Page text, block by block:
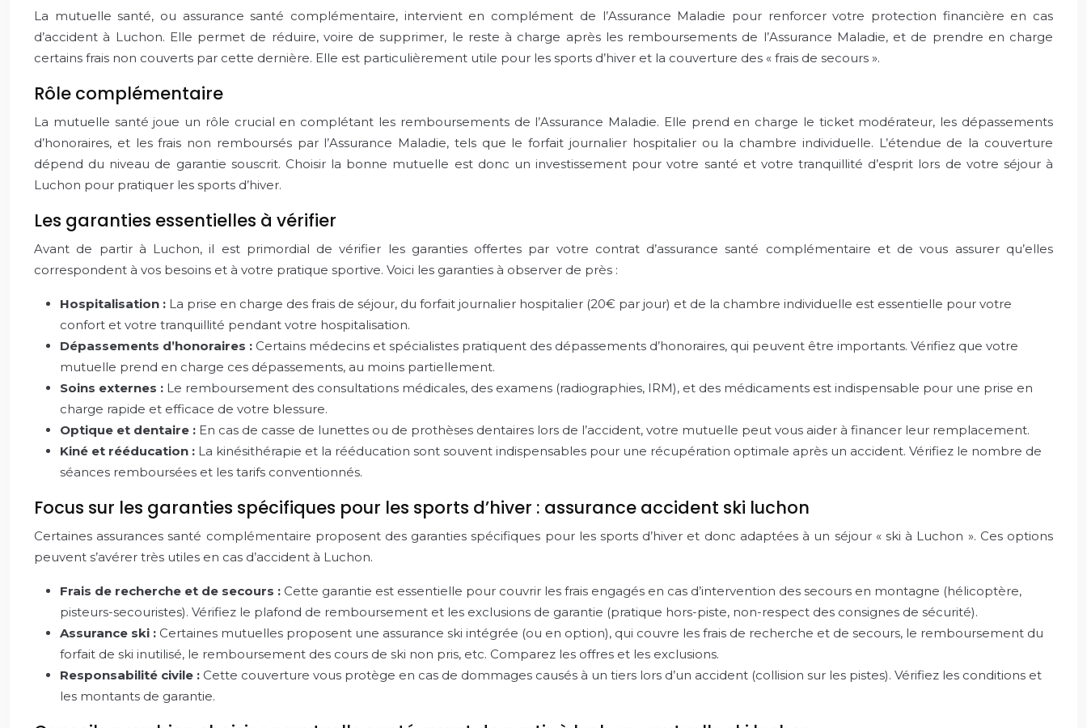
La mutuelle santé, ou assurance santé complémentaire, intervient en complément de l’Assurance Maladie pour renforcer votre protection financière en cas
d’accident à Luchon. Elle permet de réduire, voire de supprimer, le reste à charge après les remboursements de l’Assurance Maladie, et de prendre en charge
certains frais non couverts par cette dernière. Elle est particulièrement utile pour les sports d’hiver et la couverture des « frais de secours ».
Rôle complémentaire
La mutuelle santé joue un rôle crucial en complétant les remboursements de l’Assurance Maladie. Elle prend en charge le ticket modérateur, les dépassements
d’honoraires, et les frais non remboursés par l’Assurance Maladie, tels que le forfait journalier hospitalier ou la chambre individuelle. L’étendue de la couverture
dépend du niveau de garantie souscrit. Choisir la bonne mutuelle est donc un investissement pour votre santé et votre tranquillité d’esprit lors de votre séjour à
Luchon pour pratiquer les sports d’hiver.
Les garanties essentielles à vérifier
Avant de partir à Luchon, il est primordial de vérifier les garanties offertes par votre contrat d’assurance santé complémentaire et de vous assurer qu’elles
correspondent à vos besoins et à votre pratique sportive. Voici les garanties à observer de près :
Hospitalisation : La prise en charge des frais de séjour, du forfait journalier hospitalier (20€ par jour) et de la chambre individuelle est essentielle pour votre
confort et votre tranquillité pendant votre hospitalisation.
Dépassements d’honoraires : Certains médecins et spécialistes pratiquent des dépassements d’honoraires, qui peuvent être importants. Vérifiez que votre
mutuelle prend en charge ces dépassements, au moins partiellement.
Soins externes : Le remboursement des consultations médicales, des examens (radiographies, IRM), et des médicaments est indispensable pour une prise en
charge rapide et efficace de votre blessure.
Optique et dentaire : En cas de casse de lunettes ou de prothèses dentaires lors de l’accident, votre mutuelle peut vous aider à financer leur remplacement.
Kiné et rééducation : La kinésithérapie et la rééducation sont souvent indispensables pour une récupération optimale après un accident. Vérifiez le nombre de
séances remboursées et les tarifs conventionnés.
Focus sur les garanties spécifiques pour les sports d’hiver : assurance accident ski luchon
Certaines assurances santé complémentaire proposent des garanties spécifiques pour les sports d’hiver et donc adaptées à un séjour « ski à Luchon ». Ces options
peuvent s’avérer très utiles en cas d’accident à Luchon.
Frais de recherche et de secours : Cette garantie est essentielle pour couvrir les frais engagés en cas d’intervention des secours en montagne (hélicoptère,
pisteurs-secouristes). Vérifiez le plafond de remboursement et les exclusions de garantie (pratique hors-piste, non-respect des consignes de sécurité).
Assurance ski : Certaines mutuelles proposent une assurance ski intégrée (ou en option), qui couvre les frais de recherche et de secours, le remboursement du
forfait de ski inutilisé, le remboursement des cours de ski non pris, etc. Comparez les offres et les exclusions.
Responsabilité civile : Cette couverture vous protège en cas de dommages causés à un tiers lors d’un accident (collision sur les pistes). Vérifiez les conditions et
les montants de garantie.